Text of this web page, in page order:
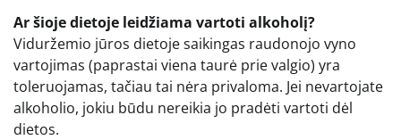
Ar šioje dietoje leidžiama vartoti alkoholį?
Viduržemio jūros dietoje saikingas raudonojo vyno
vartojimas (paprastai viena taurė prie valgio) yra
toleruojamas, tačiau tai nėra privaloma. Jei nevartojate
alkoholio, jokiu būdu nereikia jo pradėti vartoti dėl
dietos.